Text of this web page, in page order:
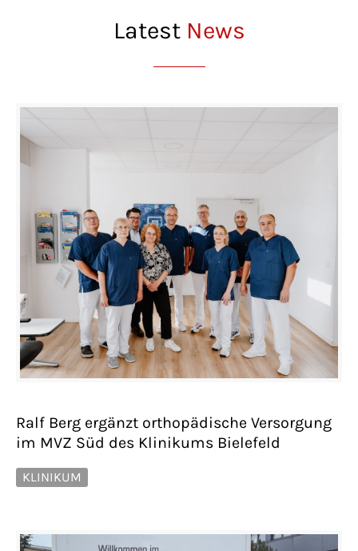
Latest News
Ralf Berg ergänzt orthopädische Versorgung
im MVZ Süd des Klinikums Bielefeld
KLINIKUM